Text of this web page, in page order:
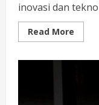
inovasi dan
Read More
more